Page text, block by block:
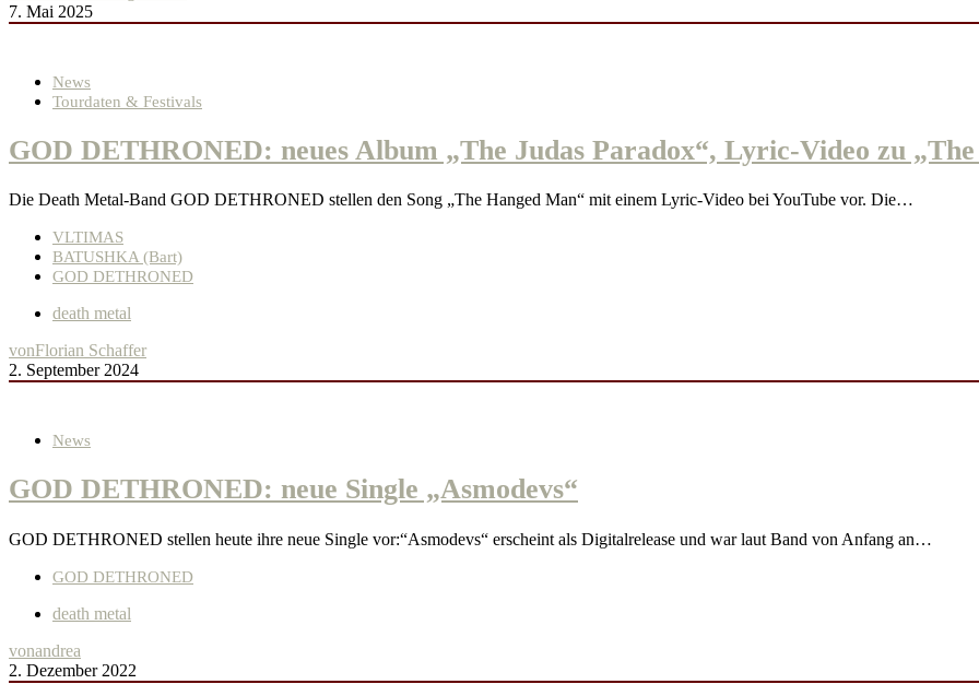
7. Mai 2025
News
Tourdaten & Festivals
GOD DETHRONED: neues Album „The Judas Paradox“, Lyric-Video zu
Die Death Metal-Band GOD DETHRONED stellen den Song „The Hanged Man“ mit einem Lyric-Video bei YouTube vor. Die…
VLTIMAS
BATUSHKA (Bart)
GOD DETHRONED
death metal
vonFlorian Schaffer
2. September 2024
News
GOD DETHRONED: neue Single „Asmodevs“
GOD DETHRONED stellen heute ihre neue Single vor:“Asmodevs“ erscheint als Digitalrelease und war laut Band von Anfang an…
GOD DETHRONED
death metal
vonandrea
2. Dezember 2022